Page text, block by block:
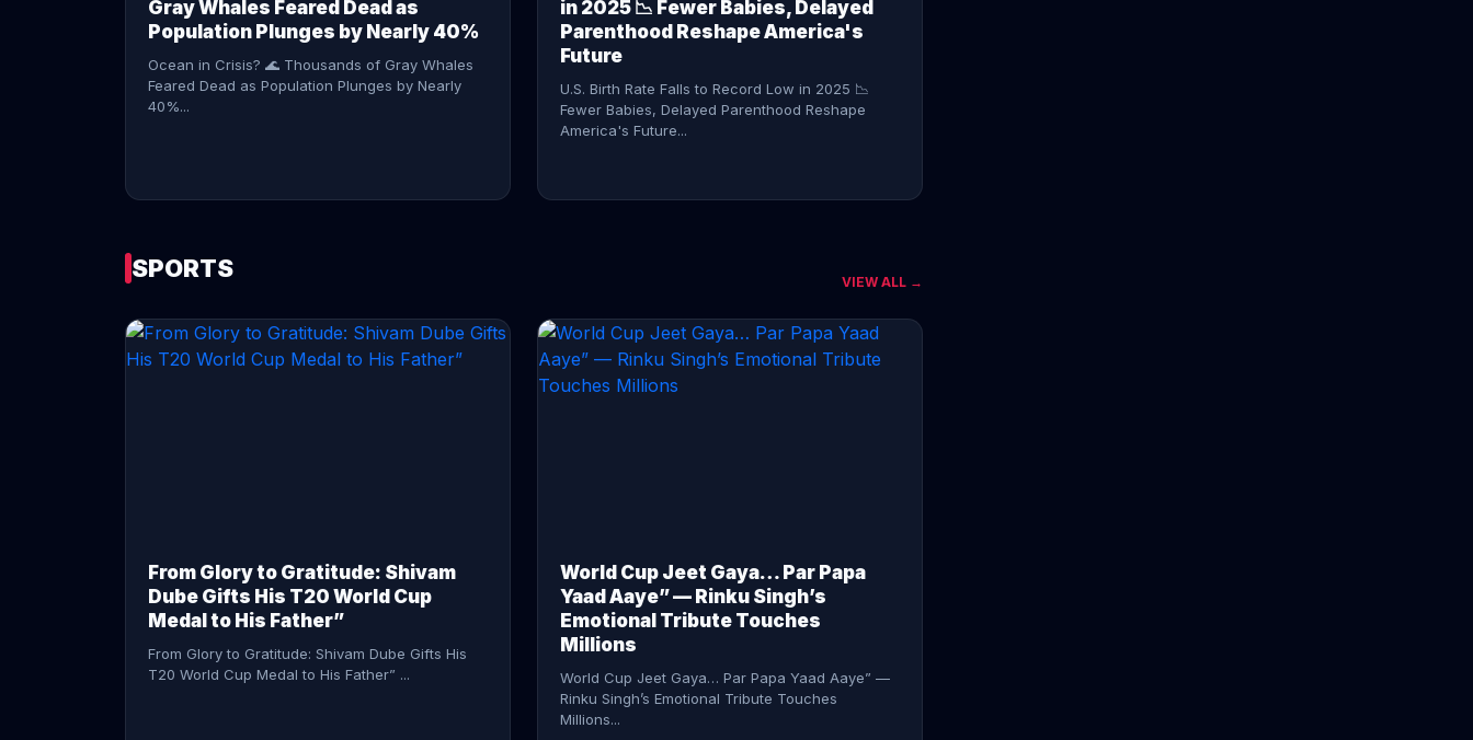
Gray Whales Feared Dead as
Population Plunges by Nearly 40%
Ocean in Crisis? 🌊 Thousands of Gray Whales
Feared Dead as Population Plunges by Nearly
40%...
in 2025 📉 Fewer Babies, Delayed
Parenthood Reshape America's
Future
U.S. Birth Rate Falls to Record Low in 2025 📉
Fewer Babies, Delayed Parenthood Reshape
America's Future...
CONTINUE READING →
SPORTS VIEW ALL →
From Glory to Gratitude: Shivam
Dube Gifts His T20 World Cup
Medal to His Father”
From Glory to Gratitude: Shivam Dube Gifts His
T20 World Cup Medal to His Father” ...
World Cup Jeet Gaya… Par Papa
Yaad Aaye” — Rinku Singh’s
Emotional Tribute Touches
Millions
World Cup Jeet Gaya… Par Papa Yaad Aaye” —
Rinku Singh’s Emotional Tribute Touches
Millions...